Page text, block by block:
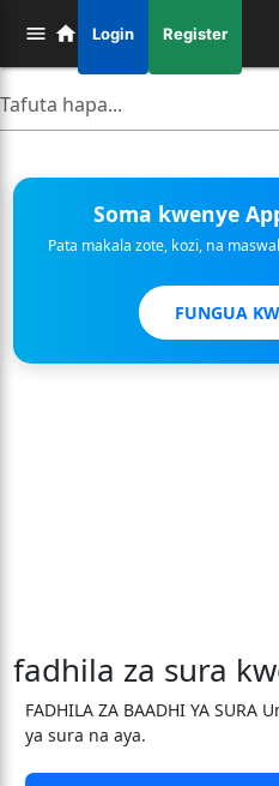
Login Register
Soma kwenye
Pata makala zote, kozi, na
FUNGUA
fadhila za sura
FADHILA ZA BAADHI YA
ya sura na aya.